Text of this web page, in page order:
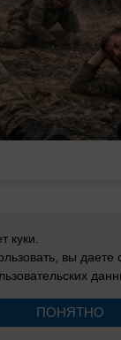
москаля,
куки.
вы даете
ПОНЯТНО